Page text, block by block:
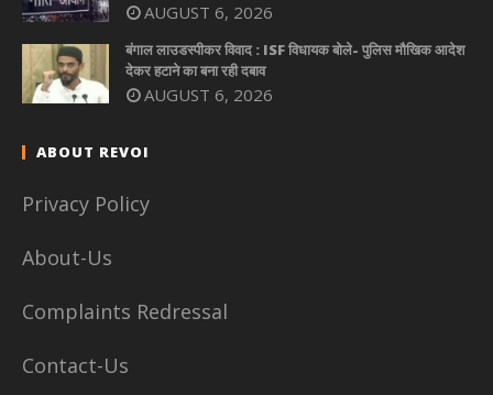
AUGUST 6, 2026
बंगाल लाउडस्पीकर विवाद : ISF विधायक बोले- पुलिस मौखिक आदेश
देकर हटाने का बना रही दबाव
AUGUST 6, 2026
ABOUT REVOI
Privacy Policy
About-Us
Complaints Redressal
Contact-Us